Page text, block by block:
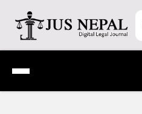
content
Jus Nepal |
Digital Legal Journal